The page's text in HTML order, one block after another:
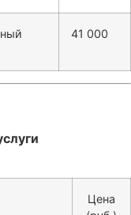
41 000
Цена